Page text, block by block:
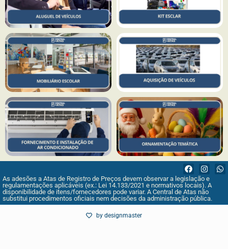
As adesões a Atas de Registro de Preços devem observar a legislação e
regulamentações aplicáveis (ex.: Lei 14.133/2021 e normativos locais). A
disponibilidade de itens/fornecedores pode variar. A Central de Atas não
substitui procedimentos oficiais nem decisões da administração pública.
by designmaster